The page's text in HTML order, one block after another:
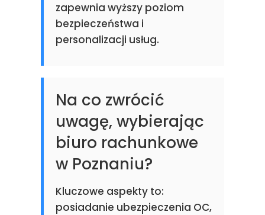
zapewnia wyższy poziom
bezpieczeństwa i
personalizacji usług.
Na co zwrócić
uwagę, wybierając
biuro rachunkowe
w Poznaniu?
Kluczowe aspekty to:
posiadanie ubezpieczenia OC,